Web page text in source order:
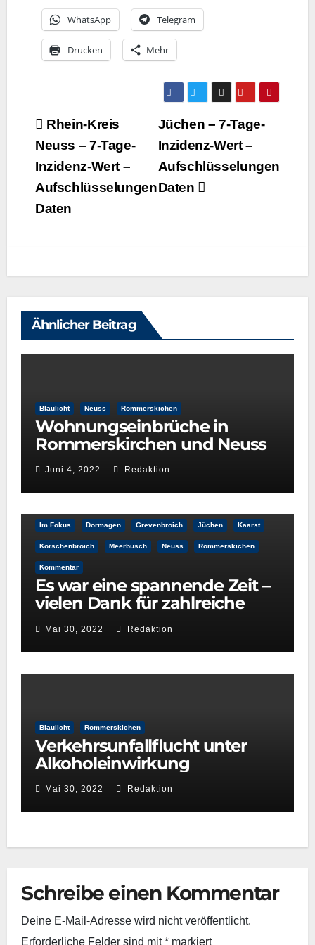
Whats­App Tele­gram
Dru­cken Mehr
Beitragsnavigation
Jüchen – 7‑Tage-
Inzidenz-Wert –
Aufschlüsselungen
Daten
Rhein-Kreis
Neuss – 7‑Tage-
Inzidenz-Wert –
Aufschlüsselungen
Daten
Ähnlicher Beitrag
Blaulicht Neuss Rommerskichen
Wohnungseinbrüche in
Rommerskirchen und Neuss
Juni 4, 2022 Redaktion
Im Fokus Dormagen Grevenbroich Jüchen Kaarst
Korschenbroich Meerbusch Neuss Rommerskichen
Kommentar
Es war eine spannende Zeit –
vielen Dank für zahlreiche
Leser
Mai 30, 2022 Redaktion
Blaulicht Rommerskichen
Verkehrsunfallflucht unter
Alkoholeinwirkung
Mai 30, 2022 Redaktion
Schreibe einen Kommentar
Deine E-Mail-Adresse wird nicht veröffentlicht.
Erforderliche Felder sind mit* markiert